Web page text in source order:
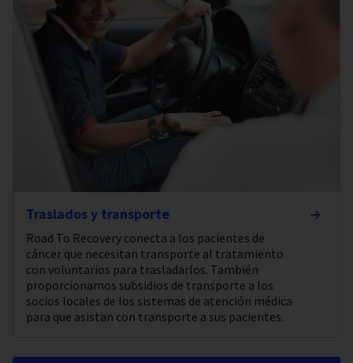
Traslados y transporte
Road To Recovery conecta a los pacientes de
cáncer que necesitan transporte al tratamiento
con voluntarios para trasladarlos. También
proporcionamos subsidios de transporte a los
socios locales de los sistemas de atención médica
para que asistan con transporte a sus pacientes.